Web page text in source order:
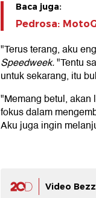
Baca juga:
Pedrosa:
"Terus terang, aku
Speedweek."Tentu
untuk sekarang, itu
"Memang betul,
fokus dalam
Aku juga ingin
Video